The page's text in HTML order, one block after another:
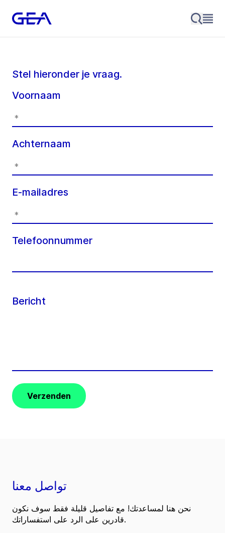
Stel hieronder je vraag.
Voornaam
Achternaam
E-mailadres
Telefoonnummer
Bericht
Verzenden
تواصل معنا
نحن هنا لمساعدتك! مع تفاصيل قليلة فقط سوف نكون
قادرين على الرد على استفساراتك.